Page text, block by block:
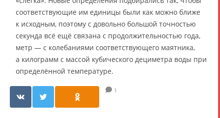
соответствующие им единицы были как можно ближе
к исходным, поэтому с довольно большой точностью
секунда всё ещё связана с продолжительностью года,
метр — с колебаниями соответствующего маятника,
а килограмм с массой кубического дециметра воды при
определённой температуре.
1